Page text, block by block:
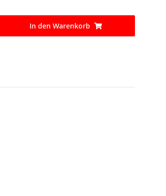
In den Warenkorb